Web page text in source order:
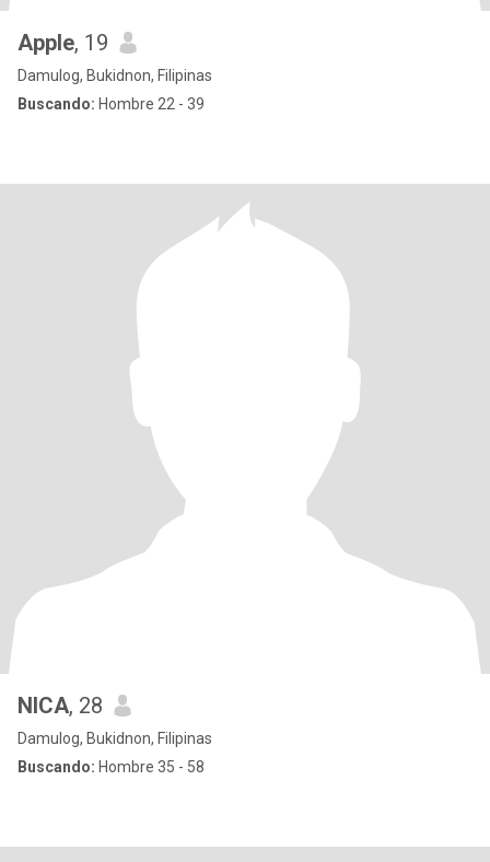
Apple, 19
Damulog, Bukidnon, Filipinas
Buscando: Hombre 22 - 39
NICA, 28
Damulog, Bukidnon, Filipinas
Buscando: Hombre 35 - 58